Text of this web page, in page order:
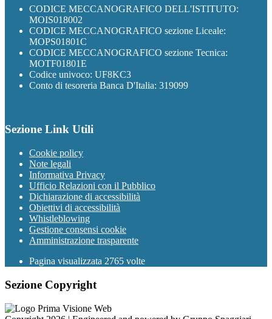
CODICE MECCANOGRAFICO DELL'ISTITUTO:
MOIS018002
CODICE MECCANOGRAFICO sezione Liceale:
MOPS01801C
CODICE MECCANOGRAFICO sezione Tecnica:
MOTF01801E
Codice univoco: UF8KC3
Conto di tesoreria Banca D'Italia: 319099
Sezione Link Utili
Cookie policy
Note legali
Informativa Privacy
Ufficio Relazioni con il Pubblico
Dichiarazione di accessibilità
Obiettivi di accessibilità
Whistleblowing
Gestione consensi cookie
Amministrazione trasparente
Pagina visualizzata 2765 volte
Sezione Copyright